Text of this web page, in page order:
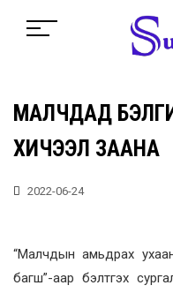
МАЛЧДАД
ХИЧЭЭЛ ЗААНА
2022-06-24
“Малчдын амьдрах
багш”-аар бэлтгэх